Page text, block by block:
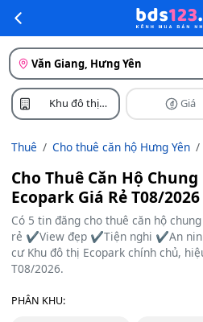
Văn Giang, Hưng Yên
Khu đô thị
Ecopark
Giá
Thuê Cho thuê căn hộ Hưng Yên
Cho Thuê Căn Hộ
Ecopark Giá Rẻ T08/2026
Có 5 tin đăng cho thuê căn hộ
rẻ ✔️View đẹp ✔️Tiện nghi ✔️An
cư Khu đô thị Ecopark chính chủ,
T08/2026.
PHÂN KHU: